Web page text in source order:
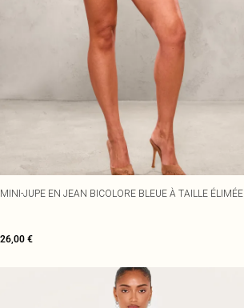
MINI-JUPE EN JEAN BICOLORE BLEUE À TAILLE ÉLIMÉE
26,00 €